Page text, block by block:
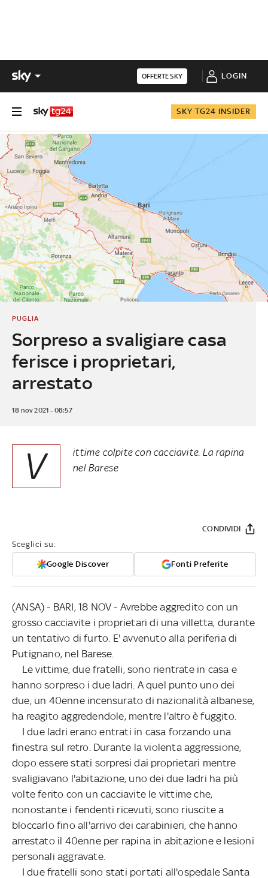
OFFERTE SKY LOGIN
SKY TG24 INSIDER
Sorpreso a svaligiare casa
ferisce i proprietari,
arrestato
PUGLIA
18 nov 2021 - 08:57
V
ittime colpite con cacciavite. La rapina
nel Barese
Sceglici su:
Google Discover Fonti Preferite
CONDIVIDI
(ANSA) - BARI, 18 NOV - Avrebbe aggredito con un
grosso cacciavite i proprietari di una villetta, durante
un tentativo di furto. E' avvenuto alla periferia di
Putignano, nel Barese.
Le vittime, due fratelli, sono rientrate in casa e
hanno sorpreso i due ladri. A quel punto uno dei
due, un 40enne incensurato di nazionalità albanese,
ha reagito aggredendole, mentre l'altro è fuggito.
I due ladri erano entrati in casa forzando una
finestra sul retro. Durante la violenta aggressione,
dopo essere stati sorpresi dai proprietari mentre
svaligiavano l'abitazione, uno dei due ladri ha più
volte ferito con un cacciavite le vittime che,
nonostante i fendenti ricevuti, sono riuscite a
bloccarlo fino all'arrivo dei carabinieri, che hanno
arrestato il 40enne per rapina in abitazione e lesioni
personali aggravate.
I due fratelli sono stati portati all'ospedale Santa